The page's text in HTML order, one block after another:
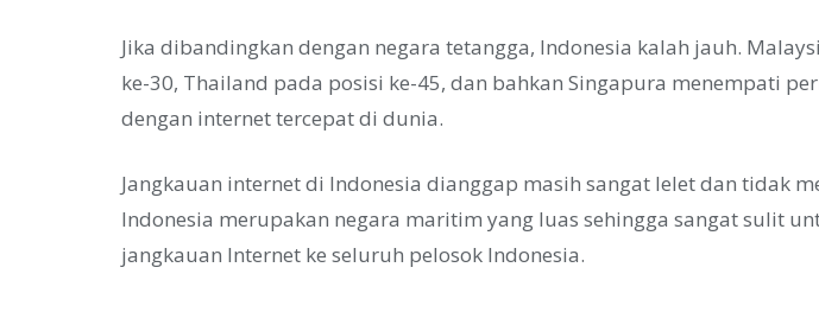
Jika dibandingkan dengan negara tetangga, Indonesia kalah jauh.
ke-30, Thailand pada posisi ke-45, dan bahkan Singapura menempati
dengan internet tercepat di dunia.
Jangkauan internet di Indonesia dianggap masih sangat lelet dan tidak
Indonesia merupakan negara maritim yang luas sehingga sangat sulit
jangkauan Internet ke seluruh pelosok Indonesia.